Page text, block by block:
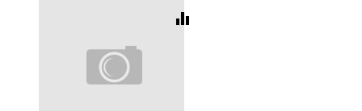
equalizer